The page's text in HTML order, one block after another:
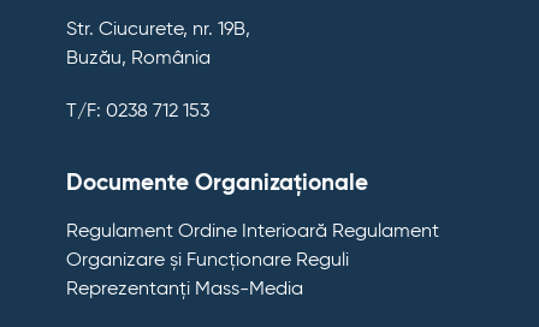
Str. Ciucurete, nr. 19B,
Buzău, România
T/F: 0238 712 153
Documente Organizaționale
Regulament Ordine Interioară Regulament
Organizare și Funcționare Reguli
Reprezentanți Mass-Media